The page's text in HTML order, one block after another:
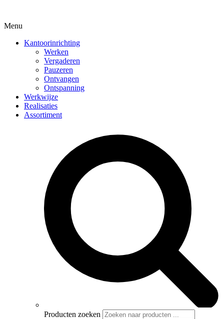
Menu
Kantoorinrichting
Werken
Vergaderen
Pauzeren
Ontvangen
Ontspanning
Werkwijze
Realisaties
Assortiment
Producten zoeken